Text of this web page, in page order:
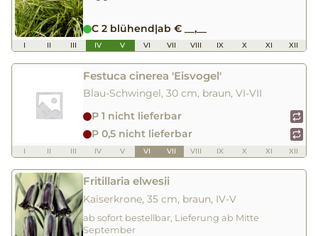
C 2 blühend|ab € __,__
I II III IV V VI VII VIII IX X XI XII
Festuca cinerea 'Eisvogel'
Blau-Schwingel, 30 cm, braun, VI-VII
P 1 nicht lieferbar
P 0,5 nicht lieferbar
I II III IV V VI VII VIII IX X XI XII
Fritillaria elwesii
Kaiserkrone, 35 cm, braun, IV-V
ab sofort bestellbar, Lieferung ab Mitte
September